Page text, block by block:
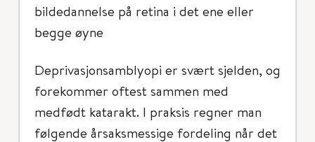
bildedannelse på retina i det ene eller
begge øyne
Deprivasjonsamblyopi er svært sjelden, og
forekommer oftest sammen med
medfødt katarakt. I praksis regner man
følgende årsaksmessige fordeling når det